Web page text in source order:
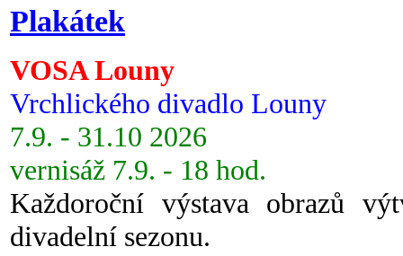
Plakátek
VOSA Louny
Vrchlického divadlo Louny
7.9. - 31.10 2026
vernisáž 7.9. - 18 hod.
Každoroční výstava obrazů
divadelní sezonu.